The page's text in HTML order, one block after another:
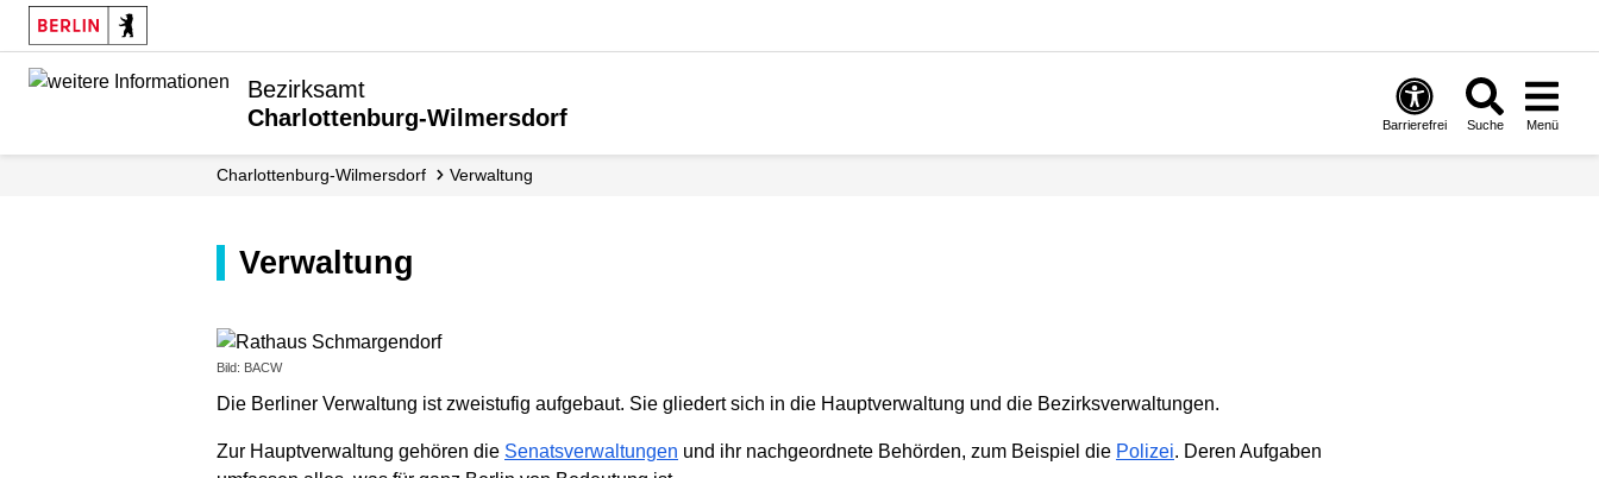
Bezirksamt
Charlottenburg-Wilmersdorf
Barrierefrei Suche Menü
Charlottenburg-Wilmersdorf Verwaltung
Verwaltung
Bild: BACW
Die Berliner Verwaltung ist zweistufig aufgebaut. Sie gliedert sich in die Hauptverwaltung und die Bezirksverwaltungen.
Zur Hauptverwaltung gehören die Senatsverwaltungen und ihr nachgeordnete Behörden, zum Beispiel die Polizei. Deren Aufgaben